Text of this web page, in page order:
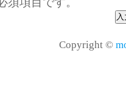
Copyright ©